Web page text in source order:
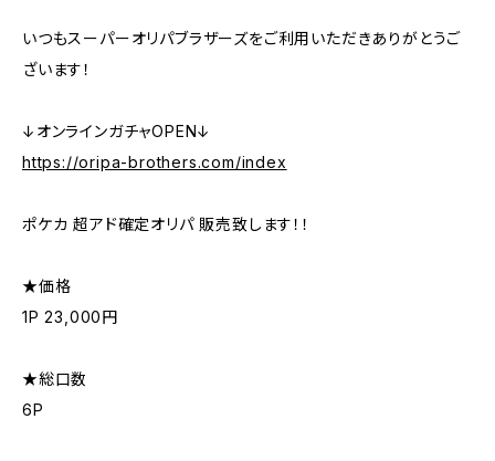
いつもスーパーオリパブラザーズをご利用いただきありがとうご
ざいます！
↓オンラインガチャOPEN↓
https://oripa-brothers.com/index
ポケカ 超アド確定オリパ 販売致します！！
★価格
1P 23,000円
★総口数
6P